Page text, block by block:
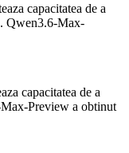
capacitatea de a
Qwen3.6-Max-
capacitatea de a
Preview a obtinut